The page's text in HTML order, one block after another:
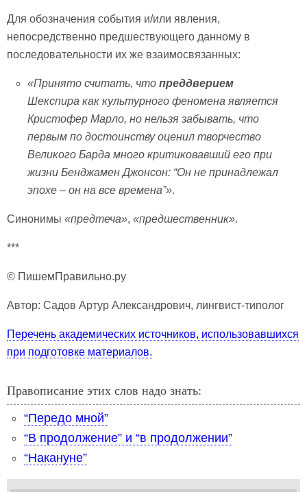
Для обозначения события и/или явления,
непосредственно предшествующего данному в
последовательности их же взаимосвязанных:
«Принято считать, чтопреддверием
Шекспира как культурного феномена является
Кристофер Марло, но нельзя забывать, что
первым по достоинству оценил творчество
Великого Барда много критиковавший его при
жизни Бенджамен Джонсон: “Он не принадлежал
эпохе– он на все времена”».
Синонимы «предтеча», «предшественник».
***
© ПишемПравильно.ру
Автор: Садов Артур Александрович, лингвист-типолог
Перечень академических источников, использовавшихся
при подготовке материалов.
Правописание этих слов надо знать:
“Передо мной”
“В продолжение” и “в продолжении”
“Накануне”